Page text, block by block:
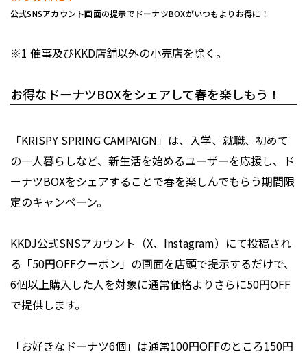
公式SNSアカウント画面の提示でドーナツBOXがいつもよりお得に！
※1 催事及びKKD店舗以外の小売店を除く。
お得なドーナツBOXをシェアして春を楽しもう！
「KRISPY SPRING CAMPAIGN」は、入学、就職、初めて
の一人暮らしなど、新生活を始めるユーザーを応援し、ド
ーナツBOXをシェアすることで春を楽しんでもらう期間限
定のキャンペーン。
KKDJ公式SNSアカウント（X、Instagram）にて投稿され
る「50円OFFクーポン」の画面を店頭で提示するだけで、
6個以上購入した人を対象に通常価格よりさらに50円OFF
で提供します。
「お好きなドーナツ6個」は通常100円OFFのところ150円